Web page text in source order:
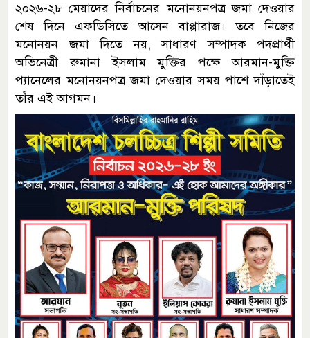
২০২৬-২৮ মেয়াদের নির্বাচনের মনোনয়নপত্র জমা দেওয়ার
শেষ দিনে এফডিসিতে আসেন বাপ্পারাজ। তবে নিজের
মনোনয়ন জমা দিতে নয়, সাধারণ সম্পাদক পদপ্রার্থী
অভিনেত্রী রুমানা ইসলাম মুক্তির পক্ষে আরমান-মুক্তি
প্যানেলের মনোনয়নপত্র জমা দেওয়ার সময় পাশে দাঁড়াতেই
তাঁর এই আগমন।